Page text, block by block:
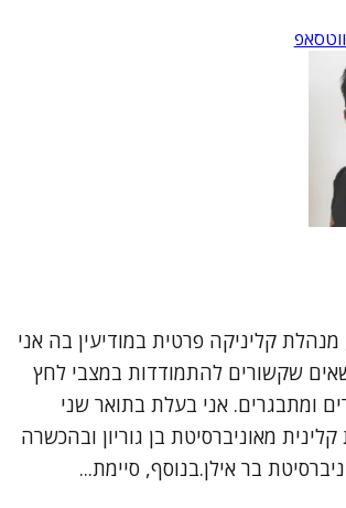
קליניקה פרטית במודיעין בה אני
שקשורים להתמודדות במצבי לחץ
ומתבגרים. אני בעלת בתואר שני
מאוניברסיטת בן גוריון ובהכשרה
בר אילן.בנוסף, סיימת...